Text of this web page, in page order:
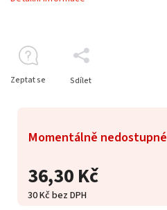
36,30 Kč
30 Kč bez DPH
Momentálně nedostupné
Zeptat se Sdílet